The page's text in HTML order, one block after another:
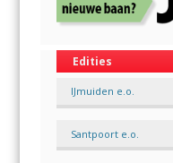
Edities
IJmuiden e.o.
Santpoort e.o.